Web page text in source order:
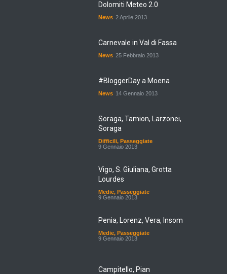
Dolomiti Meteo 2.0
News 2 Aprile 2013
Carnevale in Val di Fassa
News 25 Febbraio 2013
#BloggerDay a Moena
News 14 Gennaio 2013
Soraga, Tamion, Larzonei,
Soraga
Difficili, Passeggiate
9 Gennaio 2013
Vigo, S. Giuliana, Grotta
Lourdes
Medie, Passeggiate
9 Gennaio 2013
Penia, Lorenz, Vera, Insom
Medie, Passeggiate
9 Gennaio 2013
Campitello, Pian